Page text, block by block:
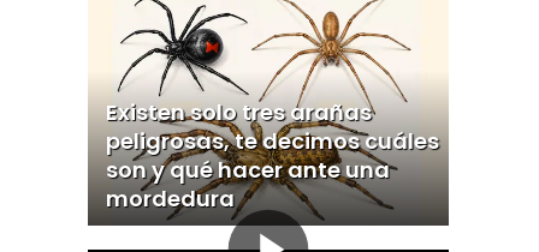
Existen solo tres arañas
peligrosas, te decimos cuáles
son y qué hacer ante una
mordedura